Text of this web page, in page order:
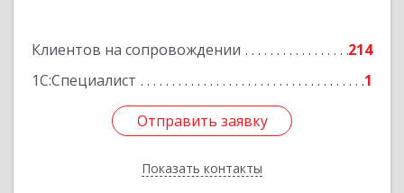
Клиентов на сопровождении
214
1С:Специалист
1
Отправить заявку
Показать контакты
Отправить заявку
Назад